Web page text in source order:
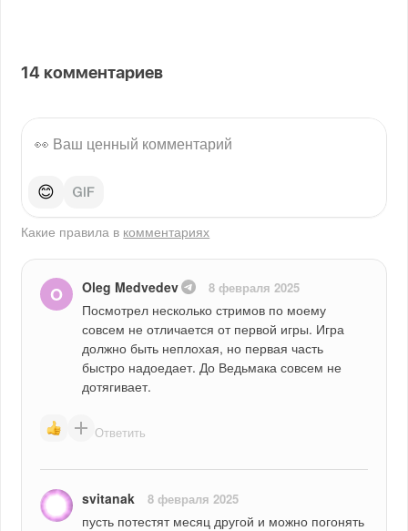
14 комментариев
😊
Какие правила в комментариях
O Oleg Medvedev 8 февраля 2025
Посмотрел несколько стримов по моему
совсем не отличается от первой игры. Игра
должно быть неплохая, но первая часть
быстро надоедает. До Ведьмака совсем не
дотягивает.
Ответить
svitanak 8 февраля 2025
пусть потестят месяц другой и можно погонять